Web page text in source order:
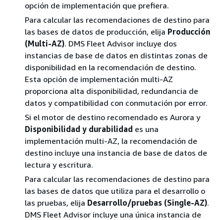
opción de implementación que prefiera.
Para calcular las recomendaciones de destino para
las bases de datos de producción, elija Producción
(Multi-AZ). DMS Fleet Advisor incluye dos
instancias de base de datos en distintas zonas de
disponibilidad en la recomendación de destino.
Esta opción de implementación multi-AZ
proporciona alta disponibilidad, redundancia de
datos y compatibilidad con conmutación por error.
Si el motor de destino recomendado es Aurora y
Disponibilidad y durabilidad es una
implementación multi-AZ, la recomendación de
destino incluye una instancia de base de datos de
lectura y escritura.
Para calcular las recomendaciones de destino para
las bases de datos que utiliza para el desarrollo o
las pruebas, elija Desarrollo/pruebas (Single-AZ).
DMS Fleet Advisor incluye una única instancia de